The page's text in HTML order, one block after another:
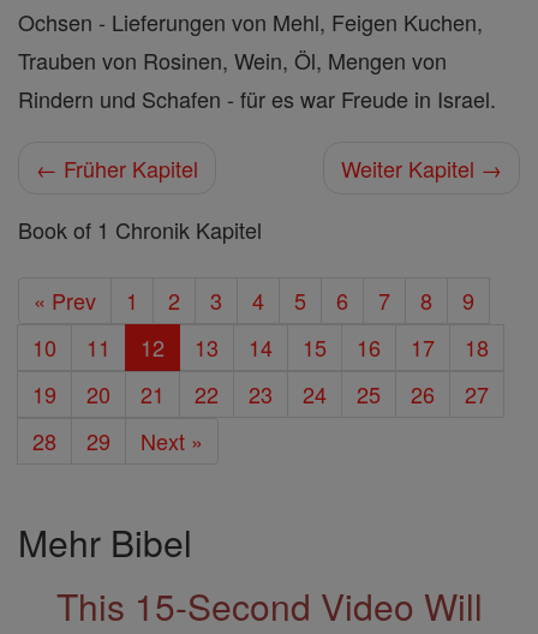
Ochsen - Lieferungen von Mehl, Feigen Kuchen,
Trauben von Rosinen, Wein, Öl, Mengen von
Rindern und Schafen - für es war Freude in Israel.
← Früher Kapitel
Weiter Kapitel →
Book of 1 Chronik Kapitel
« Prev 1 2 3 4 5 6 7 8
9
10
11 12 13 14 15 16 17
18
19
20 21 22 23 24 25 26
27
28
29 Next »
Mehr Bibel
This 15-Second Video Will